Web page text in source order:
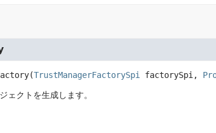
(TrustManagerFactorySpi factorySpi,
クトを生成します。